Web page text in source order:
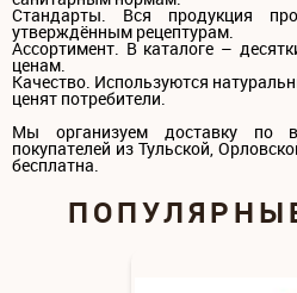
Стандарты. Вся продукция
утверждённым рецептурам.
Ассортимент. В каталоге –
ценам.
Качество. Используются
ценят потребители.
Мы организуем доставку по
покупателей из Тульской,
бесплатна.